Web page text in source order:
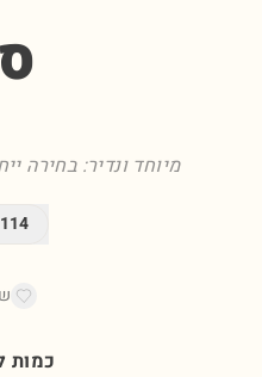
מיוחד ונדיר: בחירה
114
כמות